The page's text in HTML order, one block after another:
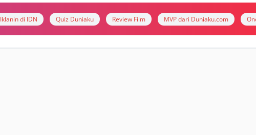
Iklanin di IDN Quiz Duniaku Review Film MVP dari Duniaku.com